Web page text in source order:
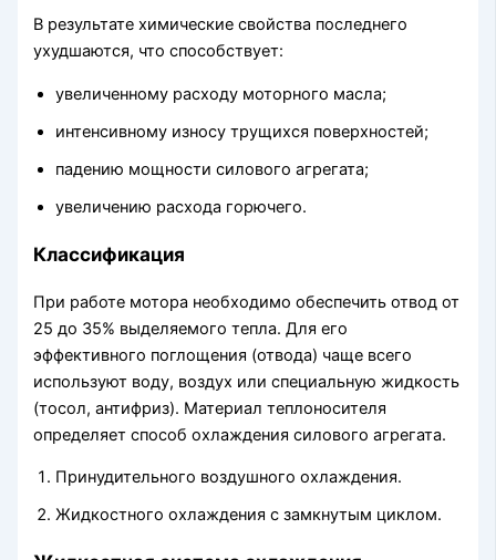
В результате химические свойства последнего
ухудшаются, что способствует:
увеличенному расходу моторного масла;
интенсивному износу трущихся поверхностей;
падению мощности силового агрегата;
увеличению расхода горючего.
Классификация
При работе мотора необходимо обеспечить отвод от
25 до 35% выделяемого тепла. Для его
эффективного поглощения (отвода) чаще всего
используют воду, воздух или специальную жидкость
(тосол, антифриз). Материал теплоносителя
определяет способ охлаждения силового агрегата.
Принудительного воздушного охлаждения.
Жидкостного охлаждения с замкнутым циклом.